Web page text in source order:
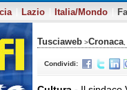
Lazio Italia/Mondo
Tusciaweb >Cronaca
Condividi: